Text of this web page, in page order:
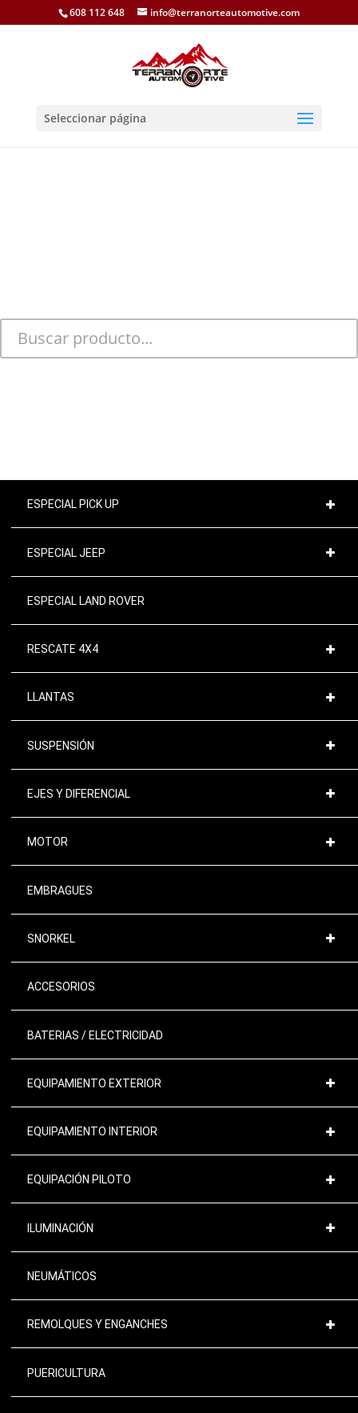
608 112 648 info@terranorteautomotive.com
Seleccionar página
ESPECIAL PICK UP
ESPECIAL JEEP
ESPECIAL LAND ROVER
RESCATE 4X4
LLANTAS
SUSPENSIÓN
EJES Y DIFERENCIAL
MOTOR
EMBRAGUES
SNORKEL
ACCESORIOS
BATERIAS / ELECTRICIDAD
EQUIPAMIENTO EXTERIOR
EQUIPAMIENTO INTERIOR
EQUIPACIÓN PILOTO
ILUMINACIÓN
NEUMÁTICOS
REMOLQUES Y ENGANCHES
PUERICULTURA